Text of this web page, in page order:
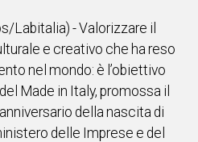
Labitalia) - Valorizzare il
e creativo che ha reso
nel mondo: è l’obiettivo
Made in Italy, promossa il
della nascita di
delle Imprese e del